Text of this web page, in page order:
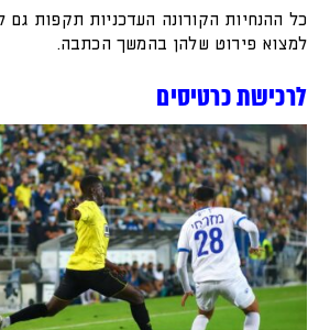
כל ההנחיות הקורונה העדכניות תקפות גם
למצוא פירוט שלהן בהמשך הכתבה.
לרכישת כרטיסים